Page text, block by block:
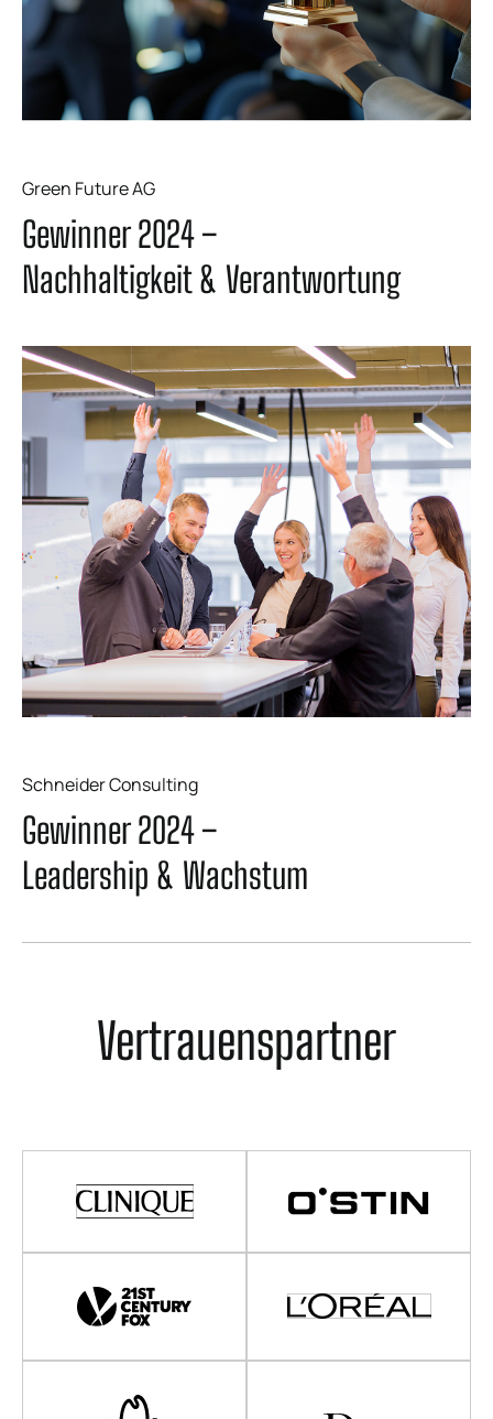
Green Future AG
Gewinner 2024 –
Nachhaltigkeit & Verantwortung
Schneider Consulting
Gewinner 2024 –
Leadership & Wachstum
Vertrauenspartner